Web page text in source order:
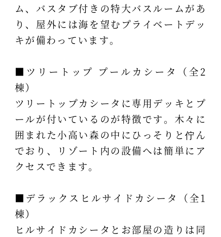
ム、バスタブ付きの特大バスルームがあ
り、屋外には海を望むプライベートデッ
キが備わっています。
■ツリートップ プールカシータ（全2
棟）
ツリートップカシータに専用デッキとプ
ールが付いているのが特徴です。木々に
囲まれた小高い森の中にひっそりと佇ん
でおり、リゾート内の設備へは簡単にア
クセスできます。
■デラックスヒルサイドカシータ（全1
棟）
ヒルサイドカシータとお部屋の造りは同